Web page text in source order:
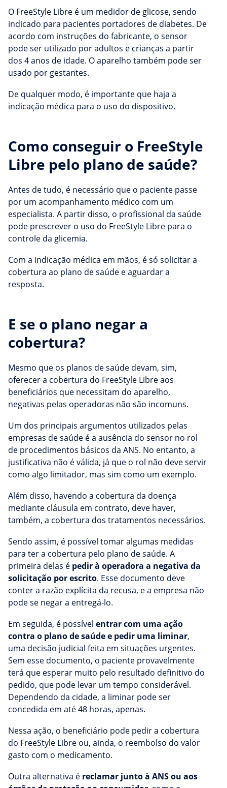
O FreeStyle Libre é um medidor de glicose, sendo
indicado para pacientes portadores de diabetes. De
acordo com instruções do fabricante, o sensor
pode ser utilizado por adultos e crianças a partir
dos 4 anos de idade. O aparelho também pode ser
usado por gestantes.
De qualquer modo, é importante que haja a
indicação médica para o uso do dispositivo.
Como conseguir o FreeStyle
Libre pelo plano de saúde?
Antes de tudo, é necessário que o paciente passe
por um acompanhamento médico com um
especialista. A partir disso, o profissional da saúde
pode prescrever o uso do FreeStyle Libre para o
controle da glicemia.
Com a indicação médica em mãos, é só solicitar a
cobertura ao plano de saúde e aguardar a
resposta.
E se o plano negar a
cobertura?
Mesmo que os planos de saúde devam, sim,
oferecer a cobertura do FreeStyle Libre aos
beneficiários que necessitam do aparelho,
negativas pelas operadoras não são incomuns.
Um dos principais argumentos utilizados pelas
empresas de saúde é a ausência do sensor no rol
de procedimentos básicos da ANS. No entanto, a
justificativa não é válida, já que o rol não deve servir
como algo limitador, mas sim como um exemplo.
Além disso, havendo a cobertura da doença
mediante cláusula em contrato, deve haver,
também, a cobertura dos tratamentos necessários.
Sendo assim, é possível tomar algumas medidas
para ter a cobertura pelo plano de saúde. A
primeira delas é pedir à operadora a negativa da
solicitação por escrito. Esse documento deve
conter a razão explícita da recusa, e a empresa não
pode se negar a entregá-lo.
Em seguida, é possível entrar com uma ação
contra o plano de saúde e pedir uma liminar,
uma decisão judicial feita em situações urgentes.
Sem esse documento, o paciente provavelmente
terá que esperar muito pelo resultado definitivo do
pedido, que pode levar um tempo considerável.
Dependendo da cidade, a liminar pode ser
concedida em até 48 horas, apenas.
Nessa ação, o beneficiário pode pedir a cobertura
do FreeStyle Libre ou, ainda, o reembolso do valor
gasto com o medicamento.
Outra alternativa é reclamar junto à ANS ou aos